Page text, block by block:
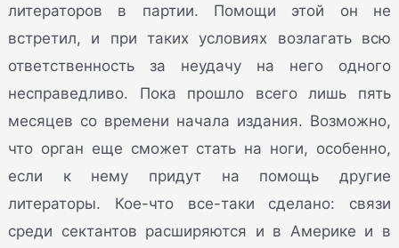
литераторов в партии. Помощи этой он не
встретил, и при таких условиях возлагать всю
ответственность за неудачу на него одного
несправедливо. Пока прошло всего лишь пять
месяцев со времени начала издания. Возможно,
что орган еще сможет стать на ноги, особенно,
если к нему придут на помощь другие
литераторы. Кое-что все-таки сделано: связи
среди сектантов расширяются и в Америке и в